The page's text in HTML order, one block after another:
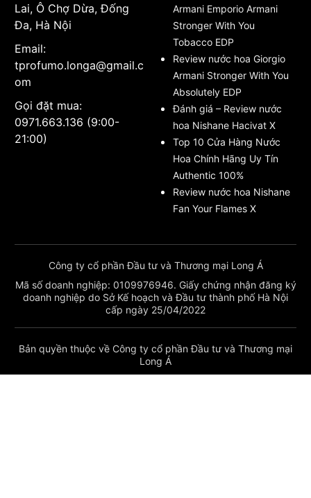
Lai, Ô Chợ Dừa, Đống
Đa, Hà Nội
Email:
tprofumo.longa@gmail.c
om
Gọi đặt mua:
0971.663.136 (9:00-
21:00)
Armani Emporio Armani
Stronger With You
Tobacco EDP
Review nước hoa Giorgio
Armani Stronger With You
Absolutely EDP
Đánh giá – Review nước
hoa Nishane Hacivat X
Top 10 Cửa Hàng Nước
Hoa Chính Hãng Uy Tín
Authentic 100%
Review nước hoa Nishane
Fan Your Flames X
Công ty cổ phần Đầu tư và Thương mại Long Á
Mã số doanh nghiệp: 0109976946. Giấy chứng nhận đăng ký
doanh nghiệp do Sở Kế hoạch và Đầu tư thành phố Hà Nội
cấp ngày 25/04/2022
Bản quyền thuộc về Công ty cổ phần Đầu tư và Thương mại
Long Á